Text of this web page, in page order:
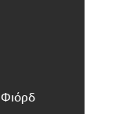
Φιόρδ